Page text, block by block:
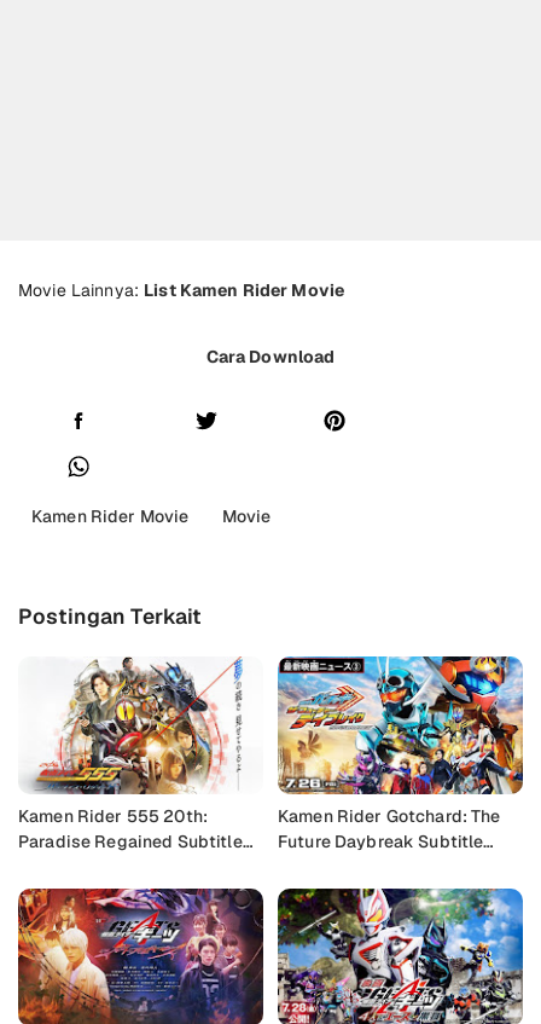
Movie Lainnya: List Kamen Rider Movie
Cara Download
Kamen Rider Movie Movie
Postingan Terkait
Kamen Rider 555 20th:
Paradise Regained Subtitle
Kamen Rider Gotchard: The
Future Daybreak Subtitle